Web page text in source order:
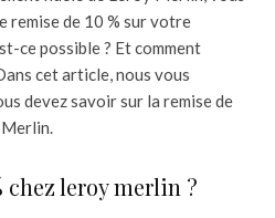
remise de 10 % sur votre
ce possible ? Et comment
cet article, nous vous
devez savoir sur la remise de
chez leroy merlin ?